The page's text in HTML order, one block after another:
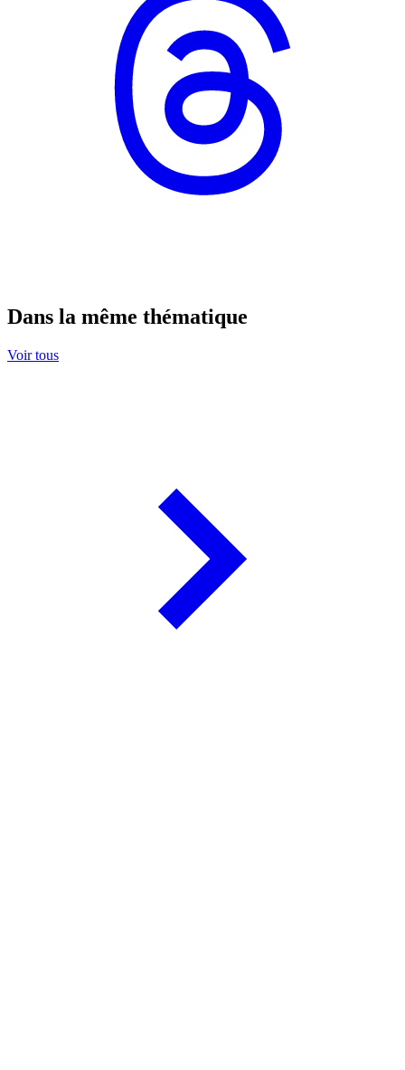
Dans la même thématique
Voir tous